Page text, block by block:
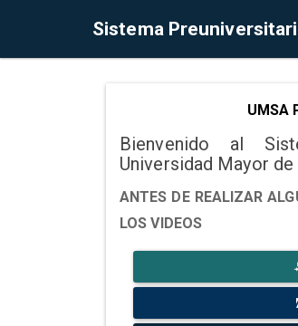
Sistema
UMSA
Bienvenido al
Universidad Mayor de
ANTES DE REALIZAR
LOS VIDEOS